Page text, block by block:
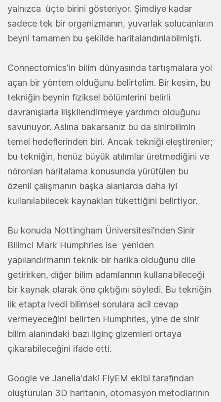
yalnızca üçte birini gösteriyor. Şimdiye kadar
sadece tek bir organizmanın, yuvarlak solucanların
beyni tamamen bu şekilde haritalandırılabilmişti.
Connectomics'in bilim dünyasında tartışmalara yol
açan bir yöntem olduğunu belirtelim. Bir kesim, bu
tekniğin beynin fiziksel bölümlerini belirli
davranışlarla ilişkilendirmeye yardımcı olduğunu
savunuyor. Aslına bakarsanız bu da sinirbilimin
temel hedeflerinden biri. Ancak tekniği eleştirenler;
bu tekniğin, henüz büyük atılımlar üretmediğini ve
nöronları haritalama konusunda yürütülen bu
özenli çalışmanın başka alanlarda daha iyi
kullanılabilecek kaynakları tükettiğini belirtiyor.
Bu konuda Nottingham Üniversitesi'nden Sinir
Bilimci Mark Humphries ise yeniden
yapılandırmanın teknik bir harika olduğunu dile
getirirken, diğer bilim adamlarının kullanabileceği
bir kaynak olarak öne çıktığını söyledi. Bu tekniğin
ilk etapta ivedi bilimsel sorulara acil cevap
vermeyeceğini belirten Humphries, yine de sinir
bilim alanındaki bazı ilginç gizemleri ortaya
çıkarabileceğini ifade etti.
Google ve Janelia'daki FlyEM ekibi tarafından
oluşturulan 3D haritanın, otomasyon metodlarının